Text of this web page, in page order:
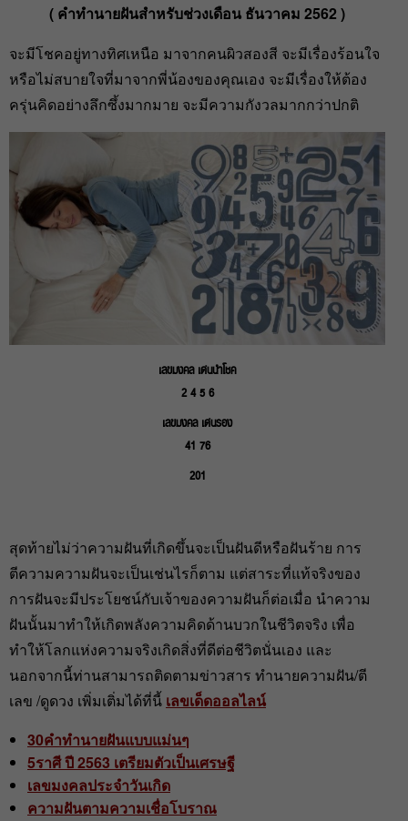
( คำทำนายฝันสำหรับช่วงเดือน ธันวาคม 2562 )
จะมีโชคอยู่ทางทิศเหนือ มาจากคนผิวสองสี จะมีเรื่องร้อนใจ
หรือไม่สบายใจที่มาจากพี่น้องของคุณเอง จะมีเรื่องให้ต้อง
ครุ่นคิดอย่างลึกซึ้งมากมาย จะมีความกังวลมากกว่าปกติ
เลขมงคล เด่นนำโชค
2 4 5 6
เลขมงคล เด่นรอง
41 76
201
สุดท้ายไม่ว่าความฝันที่เกิดขึ้นจะเป็นฝันดีหรือฝันร้าย การ
ตีความความฝันจะเป็นเช่นไรก็ตาม แต่สาระที่แท้จริงของ
การฝันจะมีประโยชน์กับเจ้าของความฝันก็ต่อเมื่อ นำความ
ฝันนั้นมาทำให้เกิดพลังความคิดด้านบวกในชีวิตจริง เพื่อ
ทำให้โลกแห่งความจริงเกิดสิ่งที่ดีต่อชีวิตนั่นเอง และ
นอกจากนี้ท่านสามารถติดตามข่าวสาร ทำนายความฝัน/ตี
เลข /ดูดวง เพิ่มเติ่มได้ที่นี้ เลขเด็ดออลไลน์
30คำทำนายฝันแบบแม่นๆ
5ราศี ปี 2563 เตรียมตัวเป็นเศรษฐี
เลขมงคลประจําวันเกิด
ความฝันตามความเชื่อโบราณ